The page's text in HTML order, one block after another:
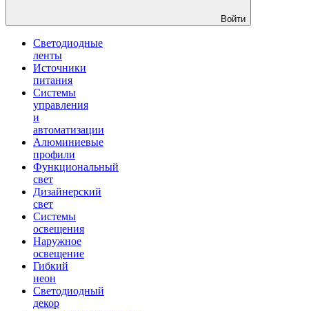
Войти
Светодиодные
ленты
Источники
питания
Системы
управления
и
автоматизации
Алюминиевые
профили
Функциональный
свет
Дизайнерский
свет
Системы
освещения
Наружное
освещение
Гибкий
неон
Светодиодный
декор